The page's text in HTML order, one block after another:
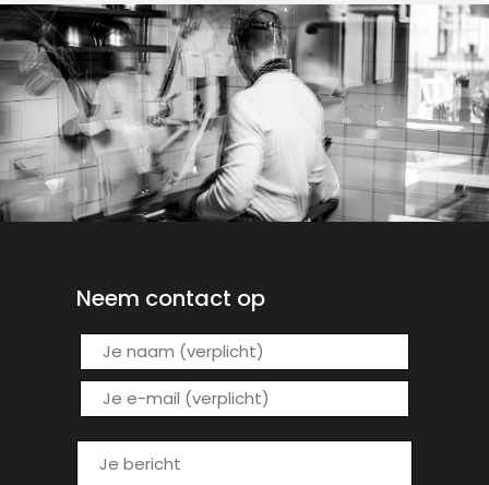
Neem contact op